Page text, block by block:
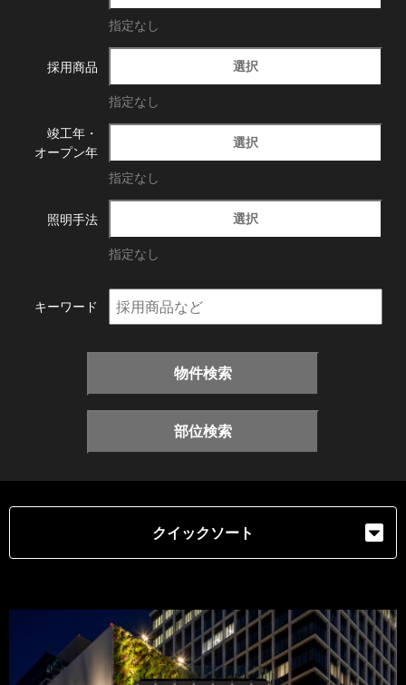
指定なし
採用商品 選択
指定なし
竣工年・
オープン年
選択
指定なし
照明手法 選択
指定なし
キーワード
物件検索
部位検索
クイックソート